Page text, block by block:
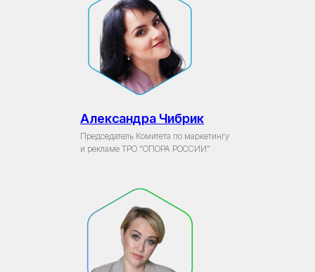
Александра Чибрик
Председатель Комитета по маркетингу
и рекламе ТРО "ОПОРА РОССИИ"